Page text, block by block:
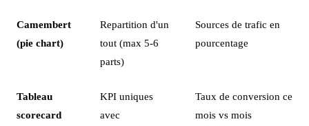
Camembert
(pie chart)
Repartition d'un
tout (max 5-6
parts)
Sources de trafic en
pourcentage
Tableau
scorecard
KPI uniques
avec
Taux de conversion ce
mois vs mois